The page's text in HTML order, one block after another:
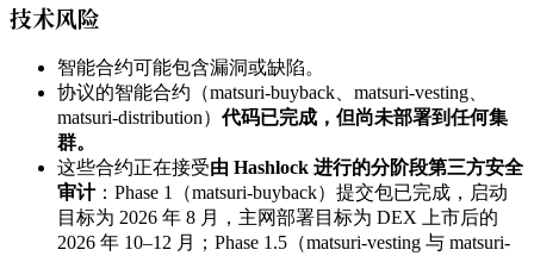
技术风险
智能合约可能包含漏洞或缺陷。
协议的智能合约（matsuri-buyback、matsuri-vesting、
matsuri-distribution）代码已完成，但尚未部署到任何集
群。
这些合约正在接受由 Hashlock 进行的分阶段第三方安全
审计：Phase 1（matsuri-buyback）提交包已完成，启动
目标为 2026 年 8 月，主网部署目标为 DEX 上市后的
2026 年 10–12 月；Phase 1.5（matsuri-vesting 与 matsuri-